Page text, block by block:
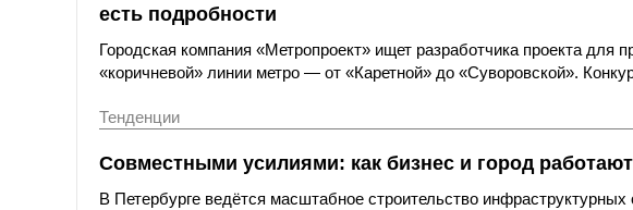
есть подробности
Городская компания «Метропроект» ищет разработчика проекта для
«коричневой» линии метро — от «Каретной» до «Суворовской».
Тенденции
Совместными усилиями: как бизнес и город
В Петербурге ведётся масштабное строительство